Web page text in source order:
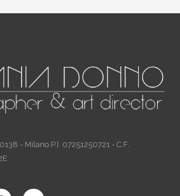
- Milano P.I. 07251250721 - C.F.